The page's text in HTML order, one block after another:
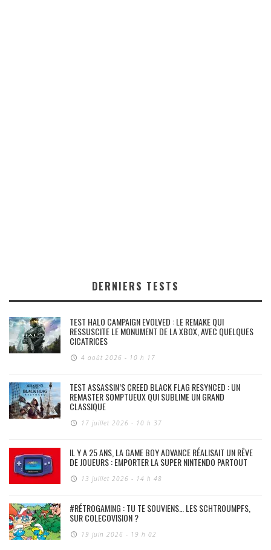
DERNIERS TESTS
TEST HALO CAMPAIGN EVOLVED : LE REMAKE QUI
RESSUSCITE LE MONUMENT DE LA XBOX, AVEC QUELQUES
CICATRICES
4 août 2026 - 10 h 17
TEST ASSASSIN’S CREED BLACK FLAG RESYNCED : UN
REMASTER SOMPTUEUX QUI SUBLIME UN GRAND
CLASSIQUE
17 juillet 2026 - 10 h 37
IL Y A 25 ANS, LA GAME BOY ADVANCE RÉALISAIT UN RÊVE
DE JOUEURS : EMPORTER LA SUPER NINTENDO PARTOUT
13 juillet 2026 - 14 h 48
#RÉTROGAMING : TU TE SOUVIENS… LES SCHTROUMPFS,
SUR COLECOVISION ?
19 juin 2026 - 19 h 02